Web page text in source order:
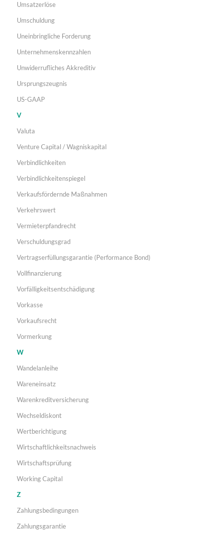
Umsatzerlöse
Umschuldung
Uneinbringliche Forderung
Unternehmenskennzahlen
Unwiderrufliches Akkreditiv
Ursprungszeugnis
US-GAAP
V
Valuta
Venture Capital / Wagniskapital
Verbindlichkeiten
Verbindlichkeitenspiegel
Verkaufsfördernde Maßnahmen
Verkehrswert
Vermieterpfandrecht
Verschuldungsgrad
Vertragserfüllungsgarantie (Performance Bond)
Vollfinanzierung
Vorfälligkeitsentschädigung
Vorkasse
Vorkaufsrecht
Vormerkung
W
Wandelanleihe
Wareneinsatz
Warenkreditversicherung
Wechseldiskont
Wertberichtigung
Wirtschaftlichkeitsnachweis
Wirtschaftsprüfung
Working Capital
Z
Zahlungsbedingungen
Zahlungsgarantie